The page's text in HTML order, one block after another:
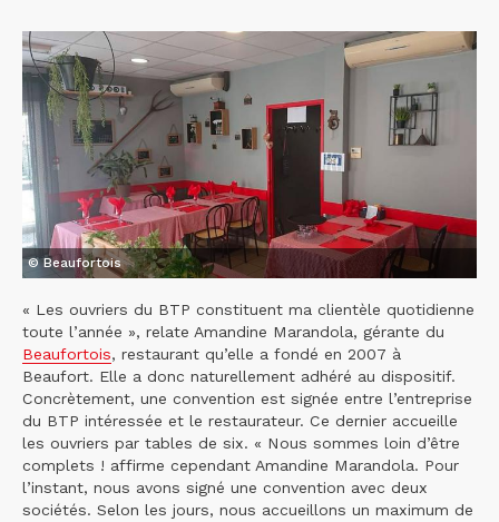
© Beaufortois
« Les ouvriers du BTP constituent ma clientèle quotidienne
toute l’année », relate Amandine Marandola, gérante du
Beaufortois, restaurant qu’elle a fondé en 2007 à
Beaufort. Elle a donc naturellement adhéré au dispositif.
Concrètement, une convention est signée entre l’entreprise
du BTP intéressée et le restaurateur. Ce dernier accueille
les ouvriers par tables de six. « Nous sommes loin d’être
complets ! affirme cependant Amandine Marandola. Pour
l’instant, nous avons signé une convention avec deux
sociétés. Selon les jours, nous accueillons un maximum de